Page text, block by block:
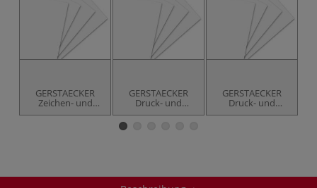
GERSTAECKER
Zeichen- und
Druckpapier
GERSTAECKER
Druck- und
Zeichenpapier 120
GERSTAECKER
Druck- und
Zeichenkarton